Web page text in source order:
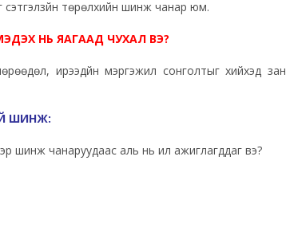
төрөлхийн шинж чанар юм.
НЬ ЯАГААД ЧУХАЛ ВЭ?
ирээдүйн мэргэжил сонголтыг хийхэд зан
ШИНЖ:
шинж чанаруудаас аль нь илүү ажиглагддаг вэ?